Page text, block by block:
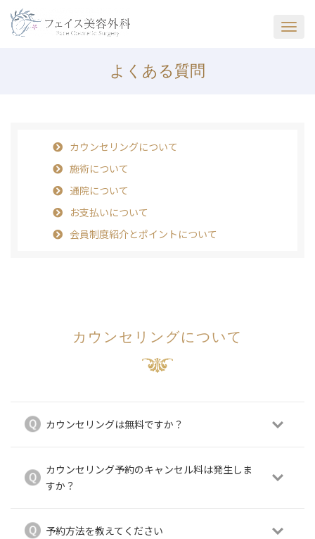
よくある質問
カウンセリングについて
施術について
通院について
お支払いについて
会員制度紹介とポイントについて
カウンセリングについて
カウンセリングは無料ですか？
カウンセリング予約のキャンセル料は発生しま
すか？
予約方法を教えてください